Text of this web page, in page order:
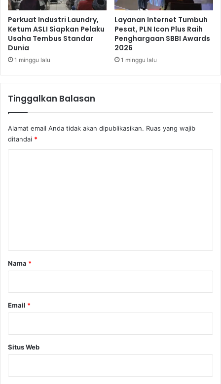
L
i
g
a
E
u
a
e
t
e
l
a
h
u
k
a
n
Perkuat Industri Laundry,
Ketum ASLI Siapkan Pelaku
Usaha Tembus Standar
Dunia
1 minggu lalu
Layanan Internet Tumbuh
Pesat, PLN Icon Plus Raih
Penghargaan SBBI Awards
2026
1 minggu lalu
Tinggalkan Balasan
Alamat email Anda tidak akan dipublikasikan. Ruas yang wajib
ditandai *
rNama *
Email *
Situs Web